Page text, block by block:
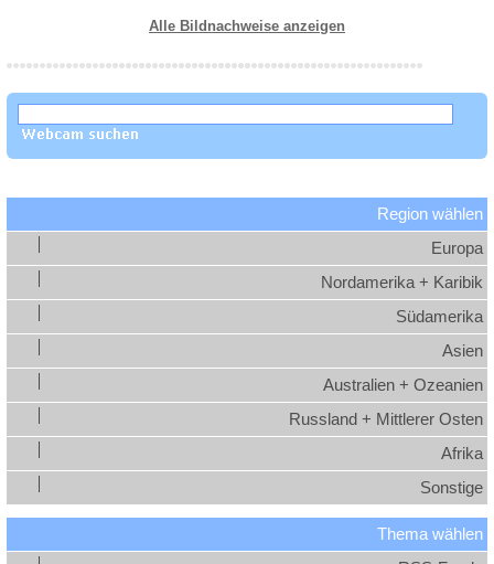
Alle Bildnachweise anzeigen
Region wählen
Europa
Nordamerika + Karibik
Südamerika
Asien
Australien + Ozeanien
Russland + Mittlerer Osten
Afrika
Sonstige
Thema wählen